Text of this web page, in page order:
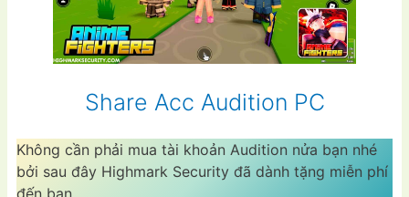
Share Acc Audition PC
Không cần phải mua tài khoản Audition nửa bạn nhé
bởi sau đây Highmark Security đã dành tặng miễn phí
đến bạn.